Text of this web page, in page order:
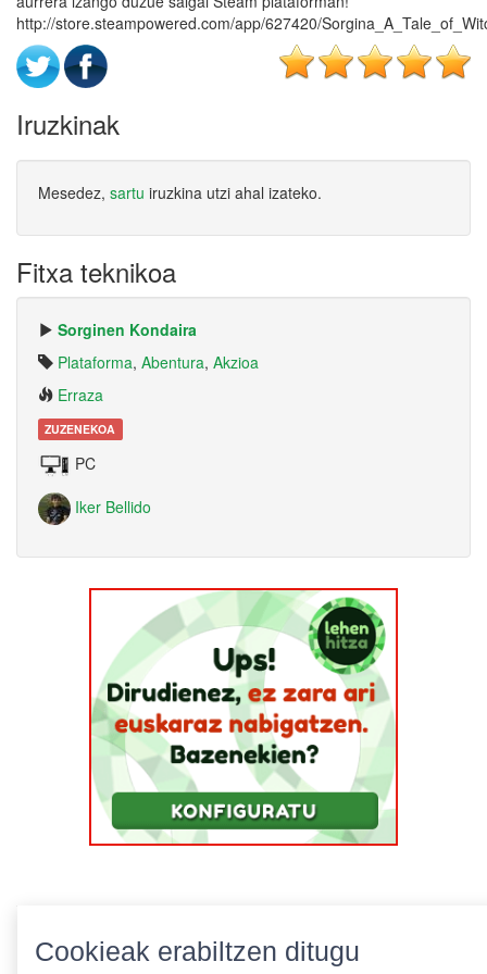
http://store.steampowered.com/app/627420/
Iruzkinak
Mesedez, sartu iruzkina utzi ahal izateko.
Fitxa teknikoa
Sorginen Kondaira
Plataforma, Abentura, Akzioa
Erraza
ZUZENEKOA
PC
Iker Bellido
Cookieak erabiltzen ditugu